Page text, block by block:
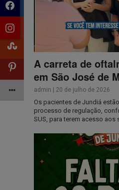
A carreta de
em São José de
admin 20 de julho de 2026
Os pacientes de Jundiá
processo de regulação,
SUS, para terem acesso aos